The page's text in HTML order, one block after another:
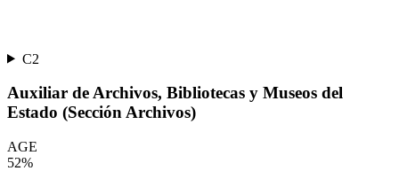
C2
Auxiliar de Archivos, Bibliotecas y Museos del
Estado (Sección Archivos)
AGE
52%